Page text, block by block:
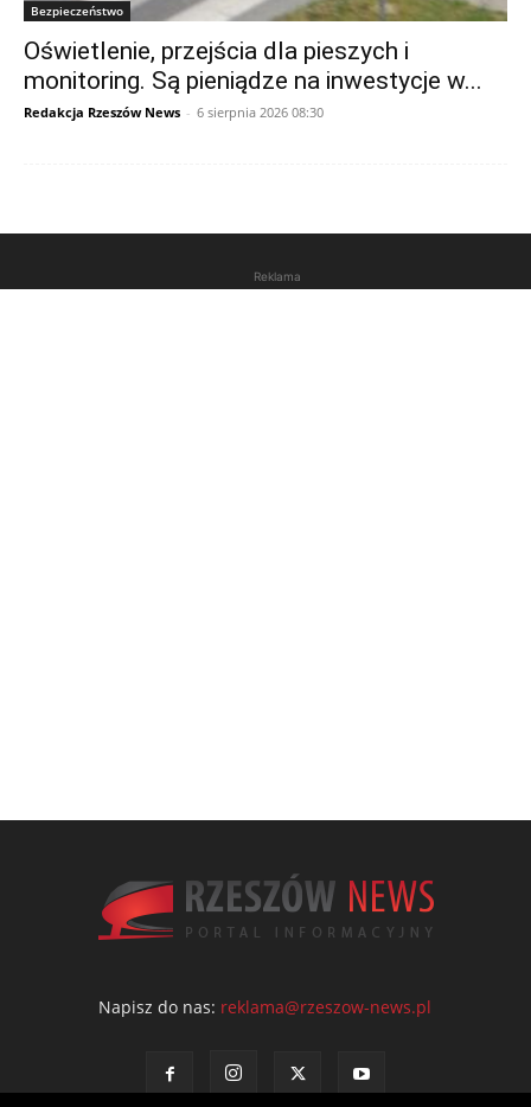
Bezpieczeństwo
Oświetlenie, przejścia dla pieszych i
monitoring. Są pieniądze na inwestycje w...
Redakcja Rzeszów News - 6 sierpnia 2026 08:30
Reklama
Napisz do nas: reklama@rzeszow-news.pl